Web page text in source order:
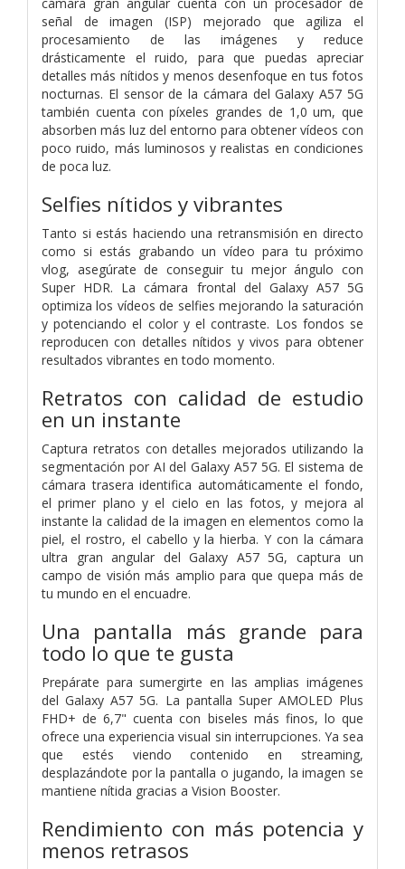
señal de imagen (ISP) mejorado que agiliza el
procesamiento de las imágenes y reduce
drásticamente el ruido, para que puedas apreciar
detalles más nítidos y menos desenfoque en tus fotos
nocturnas. El sensor de la cámara del Galaxy A57 5G
también cuenta con píxeles grandes de 1,0 um, que
absorben más luz del entorno para obtener vídeos con
poco ruido, más luminosos y realistas en condiciones
de poca luz.
Selfies nítidos y vibrantes
Tanto si estás haciendo una retransmisión en directo
como si estás grabando un vídeo para tu próximo
vlog, asegúrate de conseguir tu mejor ángulo con
Super HDR. La cámara frontal del Galaxy A57 5G
optimiza los vídeos de selfies mejorando la saturación
y potenciando el color y el contraste. Los fondos se
reproducen con detalles nítidos y vivos para obtener
resultados vibrantes en todo momento.
Retratos con calidad de estudio
en un instante
Captura retratos con detalles mejorados utilizando la
segmentación por AI del Galaxy A57 5G. El sistema de
cámara trasera identifica automáticamente el fondo,
el primer plano y el cielo en las fotos, y mejora al
instante la calidad de la imagen en elementos como la
piel, el rostro, el cabello y la hierba. Y con la cámara
ultra gran angular del Galaxy A57 5G, captura un
campo de visión más amplio para que quepa más de
tu mundo en el encuadre.
Una pantalla más grande para
todo lo que te gusta
Prepárate para sumergirte en las amplias imágenes
del Galaxy A57 5G. La pantalla Super AMOLED Plus
FHD+ de 6,7" cuenta con biseles más finos, lo que
ofrece una experiencia visual sin interrupciones. Ya sea
que estés viendo contenido en streaming,
desplazándote por la pantalla o jugando, la imagen se
mantiene nítida gracias a Vision Booster.
Rendimiento con más potencia y
menos retrasos